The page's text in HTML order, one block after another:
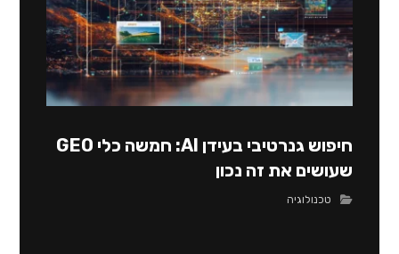
חיפוש גנרטיבי בעידן AI: חמשה כלי GEO
שעושים את זה נכון
טכנולוגיה